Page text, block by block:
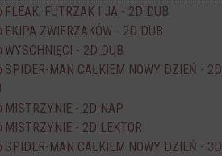
FLEAK. FUTRZAK I JA - 2D DUB
EKIPA ZWIERZAKÓW - 2D DUB
WYSCHNIĘCI - 2D DUB
SPIDER-MAN CAŁKIEM NOWY DZIEŃ - 2D
MISTRZYNIE - 2D NAP
MISTRZYNIE - 2D LEKTOR
SPIDER-MAN CAŁKIEM NOWY DZIEŃ - 3D